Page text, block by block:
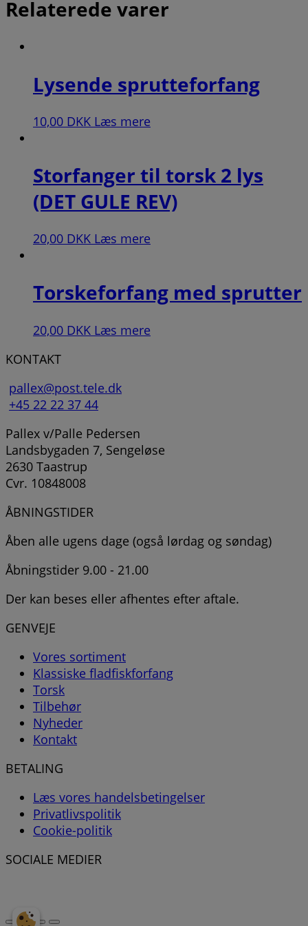
Relaterede varer
Lysende sprutteforfang
10,00 DKK Læs mere
Storfanger til torsk 2 lys
(DET GULE REV)
20,00 DKK Læs mere
Torskeforfang med sprutter
20,00 DKK Læs mere
KONTAKT
pallex@post.tele.dk
+45 22 22 37 44
Pallex v/Palle Pedersen
Landsbygaden 7, Sengeløse
2630 Taastrup
Cvr. 10848008
ÅBNINGSTIDER
Åben alle ugens dage (også lørdag og søndag)
Åbningstider 9.00 - 21.00
Der kan beses eller afhentes efter aftale.
GENVEJE
Vores sortiment
Klassiske fladfiskforfang
Torsk
Tilbehør
Nyheder
Kontakt
BETALING
Læs vores handelsbetingelser
Privatlivspolitik
Cookie-politik
SOCIALE MEDIER